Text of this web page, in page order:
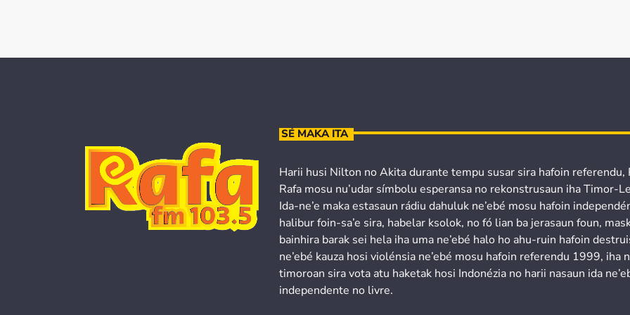
SÉ MAKA ITA
Harii husi Nilton no Akita durante tempu susar sira hafoin referendu,
Rafa mosu nu’udar símbolu esperansa no rekonstrusaun iha Timor-
Ida-ne’e maka estasaun rádiu dahuluk ne’ebé mosu hafoin
halibur foin-sa’e sira, habelar ksolok, no fó lian ba jerasaun foun,
bainhira barak sei hela iha uma ne’ebé halo ho ahu-ruin hafoin
ne’ebé kauza hosi violénsia ne’ebé mosu hafoin referendu 1999, iha
timoroan sira vota atu haketak hosi Indonézia no harii nasaun ida
independente no livre.